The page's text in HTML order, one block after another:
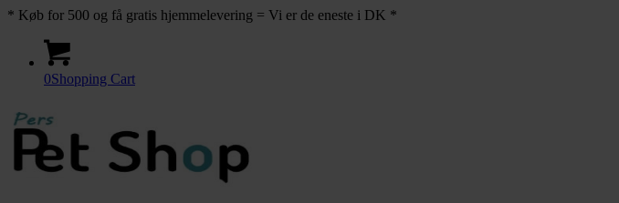
* Køb for 500 og få gratis hjemmelevering = Vi er de eneste i DK *
0Shopping Cart